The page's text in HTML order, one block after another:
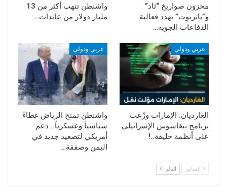
مخزون صواريخ “ثاد”
و”باتريوت” يهدد فعالية
الدفاعات الجوية…
واشنطن تنهب أكثر من 13
مليار دولار من عائدات…
عربي ودولي
الغارديان: الإمارات وزّعت
برنامج بيغاسوس الإسرائيلي
على أنظمة حليفة..!
عربي ودولي
واشنطن تمنح الرياض غطاءً
سياسياً وعسكرياً.. دعم
أمريكي لتصعيد جديد في
اليمن وصفقة…
السابق التالي